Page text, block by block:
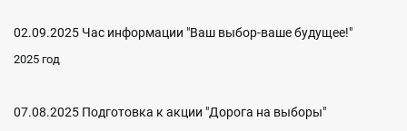
02.09.2025 Час информации "Ваш выбор-ваше будущее!"
2025 год
07.08.2025 Подготовка к акции "Дорога на выборы"